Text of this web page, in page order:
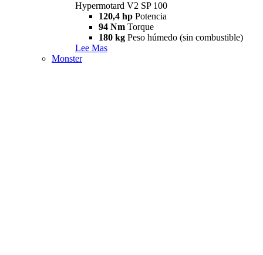
Hypermotard V2 SP 100
120,4 hp Potencia
94 Nm Torque
180 kg Peso húmedo (sin combustible)
Lee Mas
Monster